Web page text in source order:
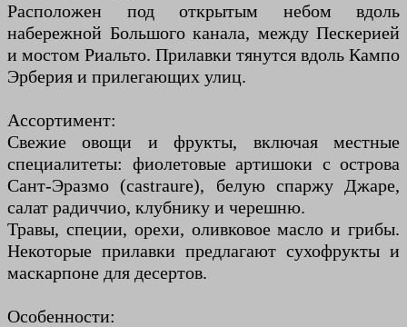
Расположен под открытым небом вдоль
набережной Большого канала, между Пескерией
и мостом Риальто. Прилавки тянутся вдоль Кампо
Эрберия и прилегающих улиц.
Ассортимент:
Свежие овощи и фрукты, включая местные
специалитеты: фиолетовые артишоки с острова
Сант-Эразмо (castraure), белую спаржу Джаре,
салат радиччио, клубнику и черешню.
Травы, специи, орехи, оливковое масло и грибы.
Некоторые прилавки предлагают сухофрукты и
маскарпоне для десертов.
Особенности: